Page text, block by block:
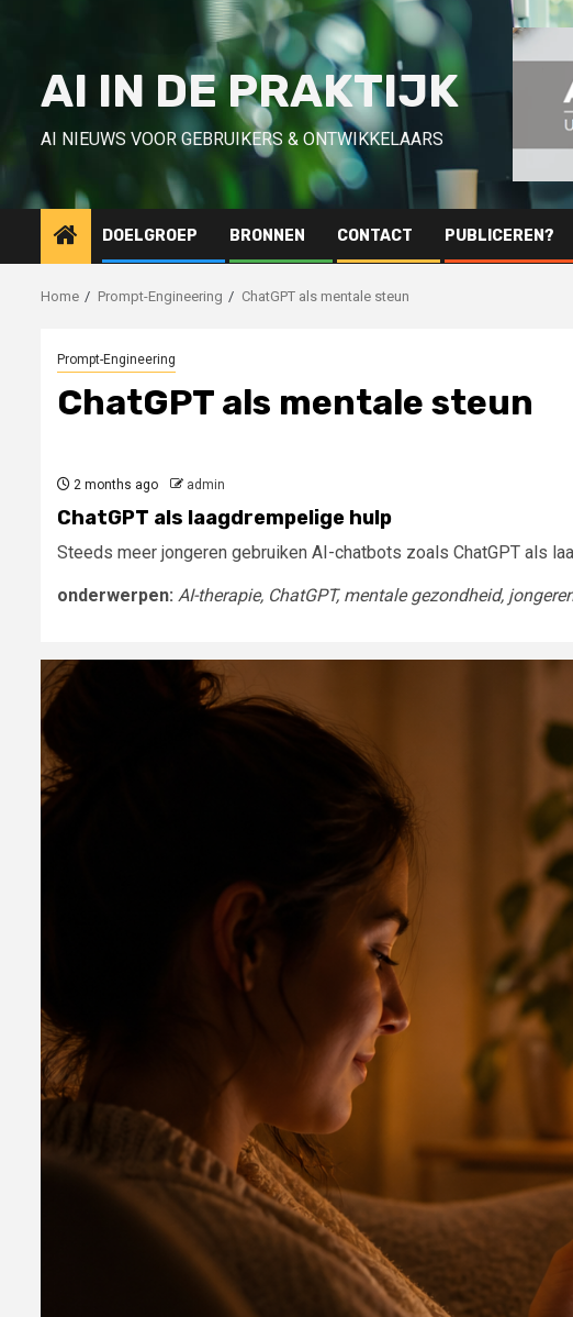
AI IN DE PRAKTIJK
AI NIEUWS VOOR GEBRUIKERS & ONTWIKKELAARS
DOELGROEP BRONNEN CONTACT PUBLICEREN?
Home Prompt-Engineering ChatGPT als mentale steun
Prompt-Engineering
ChatGPT als mentale steun
2 months ago admin
ChatGPT als laagdrempelige hulp
Steeds meer jongeren gebruiken AI-chatbots zoals ChatGPT als
onderwerpen: AI-therapie, ChatGPT, mentale gezondheid,